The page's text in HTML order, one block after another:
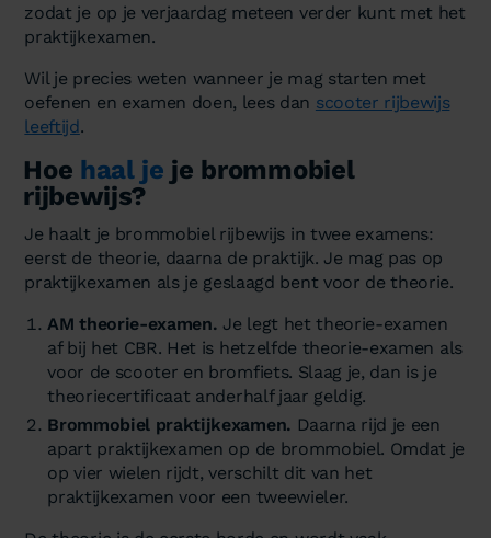
zodat je op je verjaardag meteen verder kunt met het
praktijkexamen.
Wil je precies weten wanneer je mag starten met
oefenen en examen doen, lees dan scooter rijbewijs
leeftijd.
Hoe haal je je brommobiel
rijbewijs?
Je haalt je brommobiel rijbewijs in twee examens:
eerst de theorie, daarna de praktijk. Je mag pas op
praktijkexamen als je geslaagd bent voor de theorie.
AM theorie-examen. Je legt het theorie-examen
af bij het CBR. Het is hetzelfde theorie-examen als
voor de scooter en bromfiets. Slaag je, dan is je
theoriecertificaat anderhalf jaar geldig.
Brommobiel praktijkexamen. Daarna rijd je een
apart praktijkexamen op de brommobiel. Omdat je
op vier wielen rijdt, verschilt dit van het
praktijkexamen voor een tweewieler.